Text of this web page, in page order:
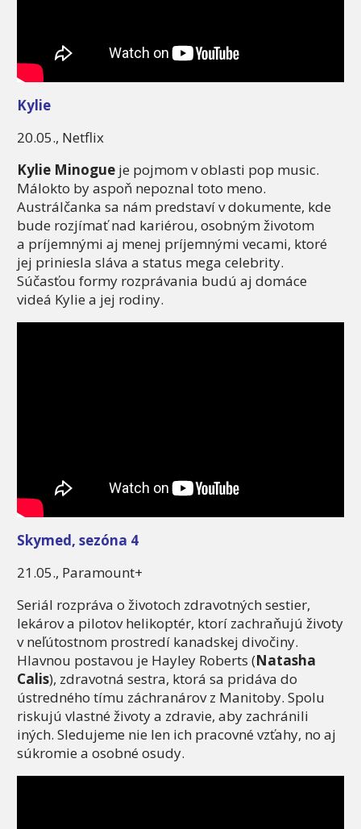
Kylie
20.05., Netflix
Kylie Minogue je pojmom v oblasti pop music.
Málokto by aspoň nepoznal toto meno.
Austrálčanka sa nám predstaví v dokumente, kde
bude rozjímať nad kariérou, osobným životom
a príjemnými aj menej príjemnými vecami, ktoré
jej priniesla sláva a status mega celebrity.
Súčasťou formy rozprávania budú aj domáce
videá Kylie a jej rodiny.
Skymed, sezóna 4
21.05., Paramount+
Seriál rozpráva o životoch zdravotných sestier,
lekárov a pilotov helikoptér, ktorí zachraňujú životy
v neľútostnom prostredí kanadskej divočiny.
Hlavnou postavou je Hayley Roberts (Natasha
Calis), zdravotná sestra, ktorá sa pridáva do
ústredného tímu záchranárov z Manitoby. Spolu
riskujú vlastné životy a zdravie, aby zachránili
iných. Sledujeme nie len ich pracovné vzťahy, no aj
súkromie a osobné osudy.